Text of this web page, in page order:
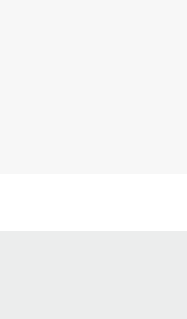
zijn in